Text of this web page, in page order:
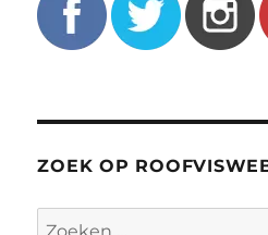
ZOEK OP
Zoeken